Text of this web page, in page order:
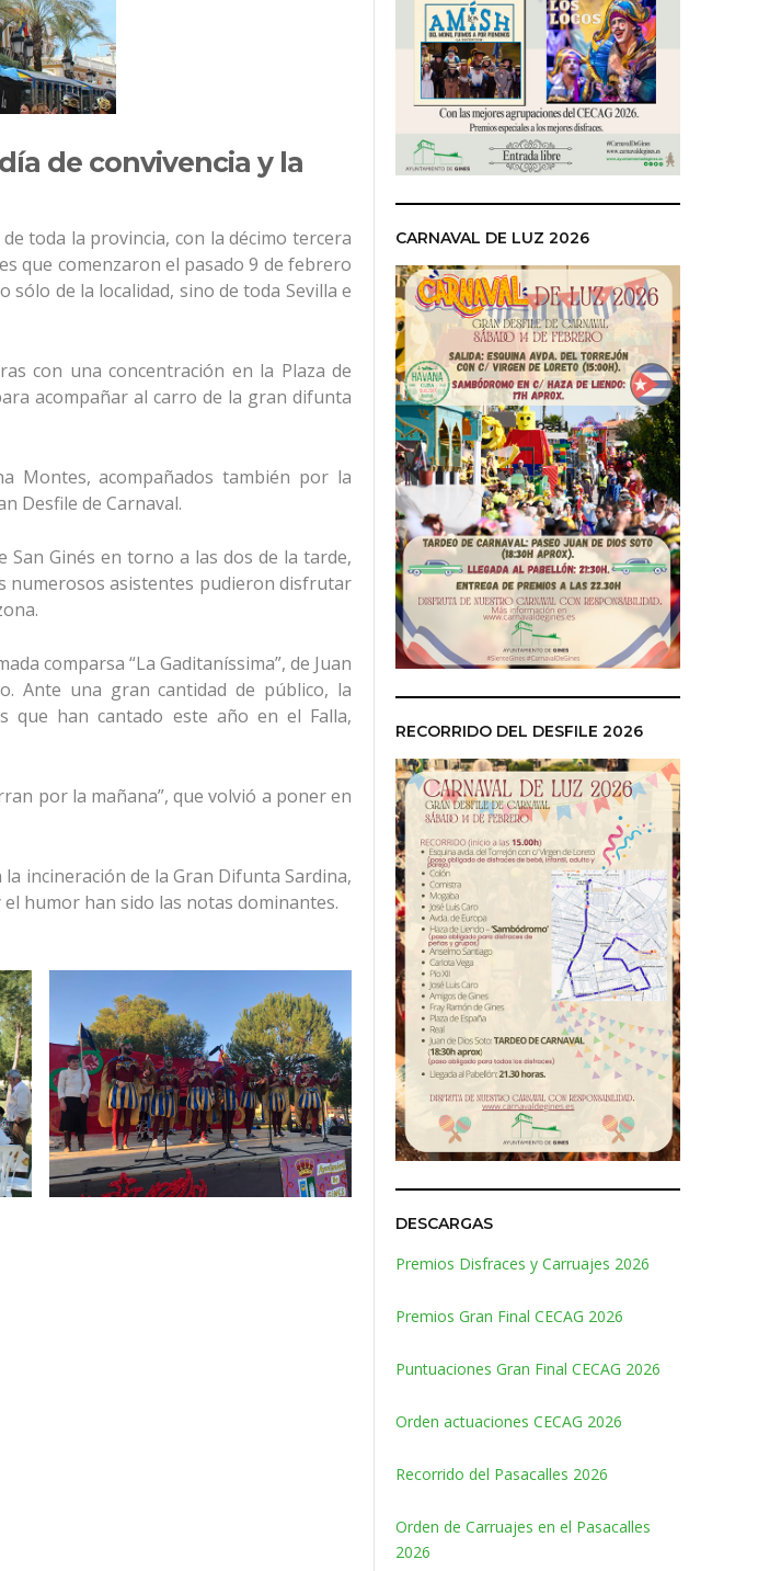
de convivencia y la
toda la provincia, con la décimo tercera
que comenzaron el pasado 9 de febrero
de la localidad, sino de toda Sevilla e
con una concentración en la Plaza de
acompañar al carro de la gran difunta
Montes, acompañados también por la
Desfile de Carnaval.
San Ginés en torno a las dos de la tarde,
numerosos asistentes pudieron disfrutar
comparsa “La Gaditaníssima”, de Juan
Ante una gran cantidad de público, la
que han cantado este año en el Falla,
por la mañana”, que volvió a poner en
incineración de la Gran Difunta Sardina,
humor han sido las notas dominantes.
CARNAVAL DE LUZ 2026
RECORRIDO DEL DESFILE 2026
DESCARGAS
Premios Disfraces y Carruajes 2026
Premios Gran Final CECAG 2026
Puntuaciones Gran Final CECAG 2026
Orden actuaciones CECAG 2026
Recorrido del Pasacalles 2026
Orden de Carruajes en el Pasacalles
2026